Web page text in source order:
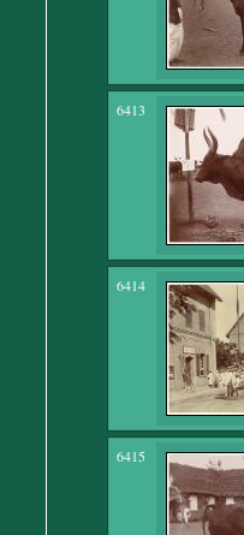
6413
6414
6415